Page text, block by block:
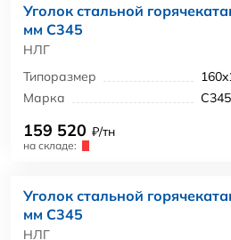
Уголок стальной
мм С345
НЛГ
Типоразмер
Марка
С345
159 520 ₽/тн
на складе:
Уголок стальной
мм С345
НЛГ